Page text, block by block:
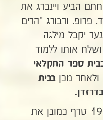
הביע ויינברג את
פרופ. ורבורג "הרים
יקבל מילגה
אותו ללמוד
ספר החקלאי
ולאחר מכןבבית
פרוץ מלחמת העולם ב 1914 טרף כמובן את